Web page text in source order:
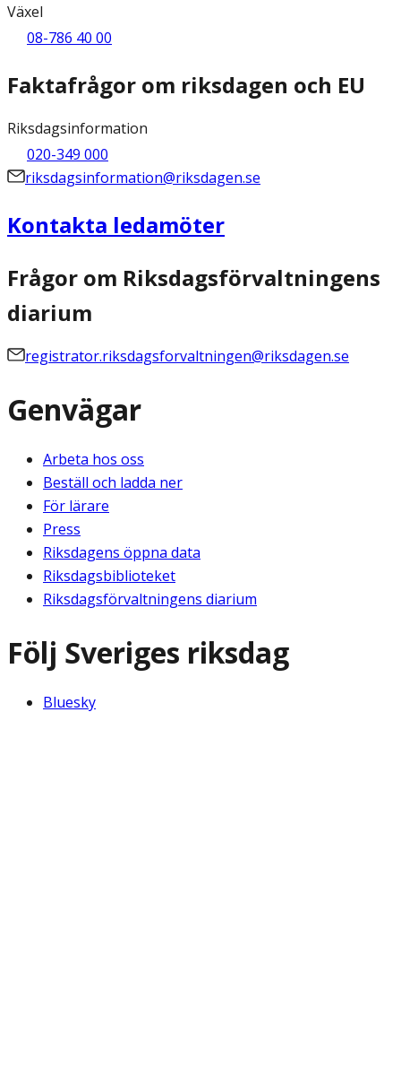
Växel
08-786 40 00
Faktafrågor om riksdagen och EU
Riksdagsinformation
020-349 000
riksdagsinformation@riksdagen.se
Kontakta ledamöter
Frågor om Riksdagsförvaltningens
diarium
registrator.riksdagsforvaltningen@riksdagen.se
Genvägar
Arbeta hos oss
Beställ och ladda ner
För lärare
Press
Riksdagens öppna data
Riksdagsbiblioteket
Riksdagsförvaltningens diarium
Följ Sveriges riksdag
Bluesky